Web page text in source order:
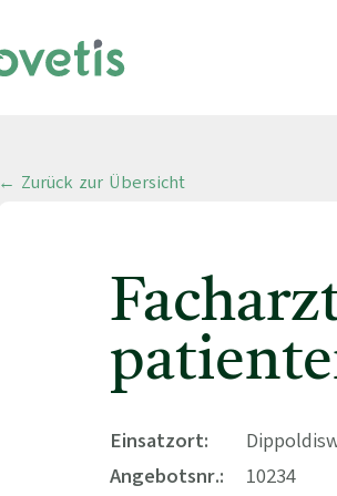
← Zurück zur Übersicht
Einsatzort:
Angebotsnr.:
10234